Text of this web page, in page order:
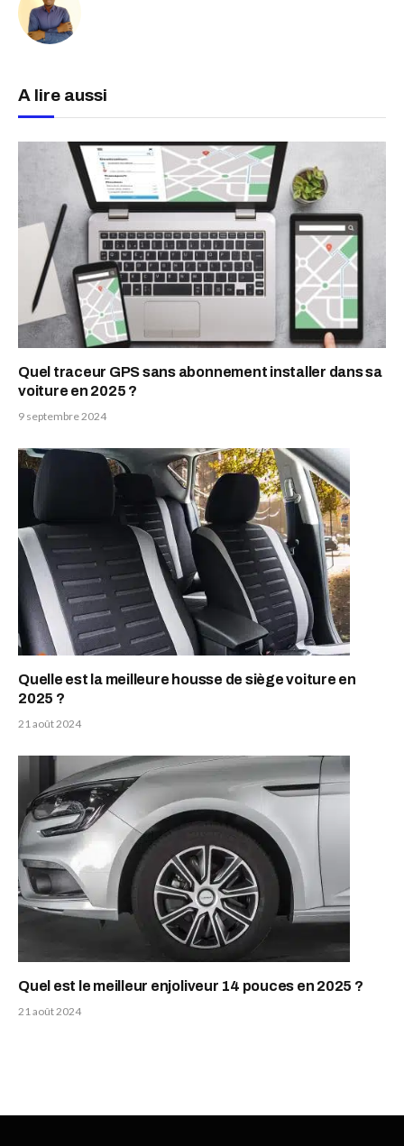
A lire aussi
Quel traceur GPS sans abonnement installer dans sa
voiture en 2025 ?
9 septembre 2024
Quelle est la meilleure housse de siège voiture en
2025 ?
21 août 2024
Quel est le meilleur enjoliveur 14 pouces en 2025 ?
21 août 2024